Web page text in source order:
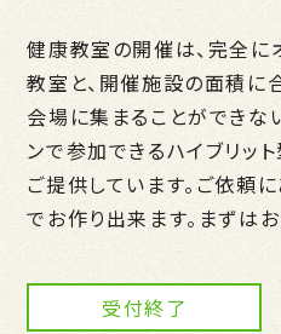
健康教室の開催は、完全に
教室と、開催施設の面積に
会場に集まることができな
ンで参加できるハイブリッ
ご提供しています。ご依頼
でお作り出来ます。まずは
受付終了